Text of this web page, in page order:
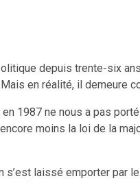
depuis trente-six
en réalité, il demeure
1987 ne nous a pas
moins la loi de la
s’est laissé emporter par